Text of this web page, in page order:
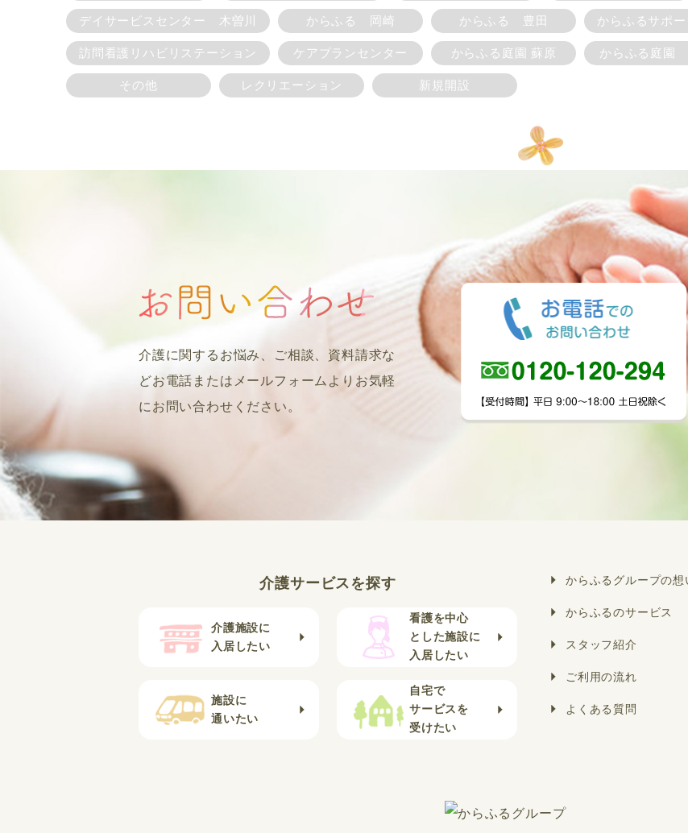
デイサービスセンター 木曽川 からふる 岡崎 からふる 豊田 からふるサポ
訪問看護リハビリステーション ケアプランセンター からふる庭園 蘇原 からふる庭園
その他 レクリエーション 新規開設
介護に関するお悩み、ご相談、資料請求な
どお電話またはメールフォームよりお気軽
にお問い合わせください。
介護サービスを探す
介護施設に
入居したい
看護を中心
とした施設に
入居したい
施設に
通いたい
自宅で
サービスを
受けたい
からふるグループの想
からふるのサービス
スタッフ紹介
ご利用の流れ
よくある質問